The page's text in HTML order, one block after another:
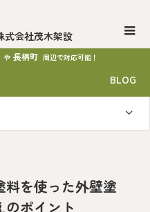
式会社茂木架設
や 長柄町 周辺で対応可能！
BLOG
料を使った外壁塗
ポイント